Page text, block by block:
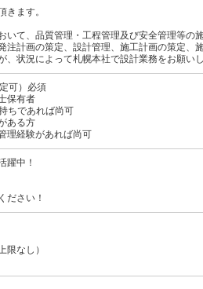
きます。
いて、品質管理・工程管理及び安全管理等の
注計画の策定、設計管理、施工計画の策定、
、状況によって札幌本社で設計業務をお願いし
可）必須
保有者
ちであれば尚可
ある方
理経験があれば尚可
躍中！
ださい！
なし）